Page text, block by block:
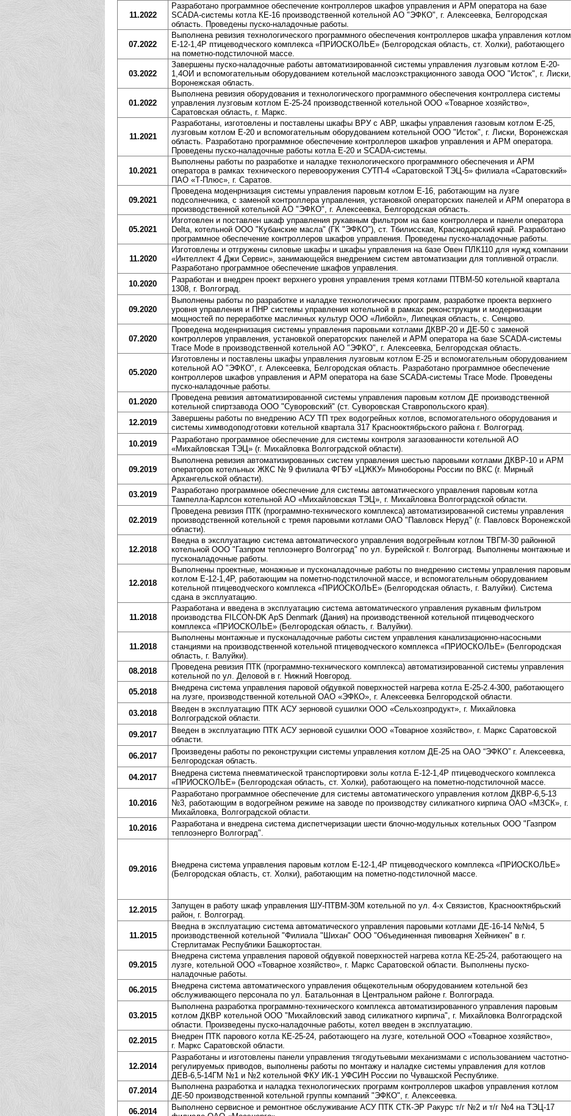
11.2022
Разработано программное обеспечение контроллеров шкафов управления и АРМ оператора на базе
SCADA-системы котла КЕ-16 производственной котельной АО "ЭФКО", г. Алексеевка, Белгородская
область. Проведены пуско-наладочные работы.
07.2022
Выполнена ревизия технологического программного обеспечения контроллеров шкафа управления котлом
Е-12-1,4Р птицеводческого комплекса «ПРИОСКОЛЬЕ» (Белгородская область, ст. Холки), работающего
на пометно-подстилочной массе.
03.2022
Завершены пуско-наладочные работы автоматизированной системы управления лузговым котлом Е-20-
1,4ОИ и вспомогательным оборудованием котельной маслоэкстракционного завода ООО "Исток", г. Лиски,
Воронежская область.
01.2022
Выполнена ревизия оборудования и технологического программного обеспечения контроллера системы
управления лузговым котлом Е-25-24 производственной котельной ООО «Товарное хозяйство»,
Саратовская область, г. Маркс.
11.2021
Разработаны, изготовлены и поставлены шкафы ВРУ с АВР, шкафы управления газовым котлом Е-25,
лузговым котлом Е-20 и вспомогательным оборудованием котельной ООО "Исток", г. Лиски, Воронежская
область. Разработано программное обеспечение контроллеров шкафов управления и АРМ оператора.
Проведены пуско-наладочные работы котла Е-20 и SCADA-системы.
10.2021
Выполнены работы по разработке и наладке технологического программного обеспечения и АРМ
оператора в рамках технического перевооружения СУТП-4 «Саратовской ТЭЦ-5» филиала «Саратовский»
ПАО «Т-Плюс», г. Саратов.
09.2021
Проведена моденрнизация системы управления паровым котлом Е-16, работающим на лузге
подсолнечника, с заменой контроллера управления, установкой операторских панелей и АРМ оператора в
производственной котельной АО "ЭФКО", г. Алексеевка, Белгородская область.
05.2021
Изготовлен и поставлен шкаф управления рукавным фильтром на базе контроллера и панели оператора
Delta, котельной ООО "Кубанские масла" (ГК "ЭФКО"), ст. Тбилисская, Краснодарский край. Разработано
программное обеспечение контроллеров шкафов управления. Проведены пуско-наладочные работы.
11.2020
Изготовлены и отгружены силовые шкафы и шкафы управления на базе Овен ПЛК110 для нужд компании
«Интеллект 4 Джи Сервис», занимающейся внедрением систем автоматизации для топливной отрасли.
Разработано программное обеспечение шкафов управления.
10.2020
Разработан и внедрен проект верхнего уровня управления тремя котлами ПТВМ-50 котельной квартала
1308, г. Волгоград.
09.2020
Выполнены работы по разработке и наладке технологических программ, разработке проекта верхнего
уровня управления и ПНР системы управления котельной в рамках реконструкции и модернизации
мощностей по переработке масличных культур ООО «Либойл», Липецкая область, с. Сенцово.
07.2020
Проведена моденрнизация системы управления паровыми котлами ДКВР-20 и ДЕ-50 с заменой
контроллеров управления, установкой операторских панелей и АРМ оператора на базе SCADA-системы
Trace Mode в производственной котельной АО "ЭФКО", г. Алексеевка, Белгородская область.
05.2020
Изготовлены и поставлены шкафы управления лузговым котлом Е-25 и вспомогательным оборудованием
котельной АО "ЭФКО", г. Алексеевка, Белгородская область. Разработано программное обеспечение
контроллеров шкафов управления и АРМ оператора на базе SCADA-системы Trace Mode. Проведены
пуско-наладочные работы.
01.2020
Проведена ревизия автоматизированной системы управления паровым котлом ДЕ производственной
котельной спиртзавода ООО "Суворовский" (ст. Суворовская Ставропольского края).
12.2019
Завершены работы по внедрению АСУ ТП трех водогрейных котлов, вспомогательного оборудования и
системы химводоподготовки котельной квартала 317 Краснооктябрьского района г. Волгоград.
10.2019
Разработано программное обеспечение для системы контроля загазованности котельной АО
«Михайловская ТЭЦ» (г. Михайловка Волгоградской области).
09.2019
Выполнена ревизия автоматизированных систем управления шестью паровыми котлами ДКВР-10 и АРМ
операторов котельных ЖКС № 9 филиала ФГБУ «ЦЖКУ» Минобороны России по ВКС (г. Мирный
Архангельской области).
03.2019
Разработано программное обеспечение для системы автоматического управления паровым котла
Тампелла-Карлсон котельной АО «Михайловская ТЭЦ», г. Михайловка Волгоградской области.
02.2019
Проведена ревизия ПТК (программно-технического комплекса) автоматизированной системы управления
производственной котельной с тремя паровыми котлами ОАО "Павловск Неруд" (г. Павловск Воронежской
области).
12.2018
Введна в эксплуатацию система автоматического управления водогрейным котлом ТВГМ-30 районной
котельной ООО "Газпром теплоэнерго Волгоград" по ул. Бурейской г. Волгоград. Выполнены монтажные и
пусконаладочные работы.
12.2018
Выполнены проектные, монажные и пусконаладочные работы по внедрению системы управления паровым
котлом Е-12-1,4Р, работающим на пометно-подстилочной массе, и вспомогательным оборудованием
котельной птицеводческого комплекса «ПРИОСКОЛЬЕ» (Белгородская область, г. Валуйки). Система
сдана в эксплуатацию.
11.2018
Разработана и введена в эксплуатацию система автоматического управления рукавным фильтром
производства FILCON-DK ApS Denmark (Дания) на производственной котельной птицеводческого
комплекса «ПРИОСКОЛЬЕ» (Белгородская область, г. Валуйки).
11.2018
Выполнены монтажные и пусконаладочные работы систем управления канализационно-насосными
станциями на производственной котельной птицеводческого комплекса «ПРИОСКОЛЬЕ» (Белгородская
область, г. Валуйки).
08.2018
Проведена ревизия ПТК (программно-технического комплекса) автоматизированной системы управления
котельной по ул. Деловой в г. Нижний Новгород.
05.2018
Внедрена система управления паровой обдувкой поверхностей нагрева котла E-25-2.4-300, работающего
на лузге, производственной котельной ОАО «ЭФКО», г. Алексеевка Белгородской области.
03.2018
Введен в эксплуатацию ПТК АСУ зерновой сушилки ООО «Сельхозпродукт», г. Михайловка
Волгоградской области.
09.2017
Введен в эксплуатацию ПТК АСУ зерновой сушилки ООО «Товарное хозяйство», г. Маркс Саратовской
области.
06.2017
Произведены работы по реконструкции системы управления котлом ДЕ-25 на ОАО “ЭФКО” г. Алексеевка,
Белгородская область.
04.2017
Внедрена система пневматической транспортировки золы котла Е-12-1,4Р птицеводческого комплекса
«ПРИОСКОЛЬЕ» (Белгородская область, ст. Холки), работающего на пометно-подстилочной массе.
10.2016
Разработано программное обеспечение для системы автоматического управления котлом ДКВР-6,5-13
№3, работающим в водогрейном режиме на заводе по производству силикатного кирпича ОАО «МЗСК», г.
Михайловка, Волгоградской области.
10.2016
Разработана и внедрена система диспетчеризации шести блочно-модульных котельных ООО "Газпром
теплоэнерго Волгоград".
09.2016
Внедрена система управления паровым котлом Е-12-1,4Р птицеводческого комплекса «ПРИОСКОЛЬЕ»
(Белгородская область, ст. Холки), работающим на пометно-подстилочной массе.
12.2015
Запущен в работу шкаф управления ШУ-ПТВМ-30М котельной по ул. 4-х Связистов, Краснооктябрьский
район, г. Волгоград.
11.2015
Введна в эксплуатацию система автоматического управления паровыми котлами ДЕ-16-14 №№4, 5
производственной котельной "Филиала "Шихан" ООО "Объединенная пивоварня Хейникен" в г.
Стерлитамак Республики Башкортостан.
09.2015
Внедрена система управления паровой обдувкой поверхностей нагрева котла КЕ-25-24, работающего на
лузге, котельной ООО «Товарное хозяйство», г. Маркс Саратовской области. Выполнены пуско-
наладочные работы.
06.2015
Внедрена система автоматического управления общекотельным оборудованием котельной без
обслуживающего персонала по ул. Батальонная в Центральном районе г. Волгограда.
03.2015
Выполнена разработка программно-технического комплекса автоматизированного управления паровым
котлом ДКВР котельной ООО "Михайловский завод силикатного кирпича", г. Михайловка Волгоградской
области. Произведены пуско-наладочные работы, котел введен в эксплуатацию.
02.2015
Внедрен ПТК парового котла КЕ-25-24, работающего на лузге, котельной ООО «Товарное хозяйство»,
г. Маркс Саратовской области.
12.2014
Разработаны и изготовлены панели управления тягодутьевыми механизмами с использованием частотно-
регулируемых приводов, выполнены работы по монтажу и наладке системы управления для котлов
ДЕВ-6,5-14ГМ №1 и №2 котельной ФКУ ИК-1 УФСИН России по Чувашской Республике
07.2014
Выполнена разработка и наладка технологических программ контроллеров шкафов управления котлом
ДЕ-50 производственной котельной группы компаний "ЭФКО", г. Алексеевка.
06.2014
Выполнено сервисное и ремонтное обслуживание АСУ ПТК СТК-ЭР Ракурс т/г №2 и т/г №4 на ТЭЦ­-17